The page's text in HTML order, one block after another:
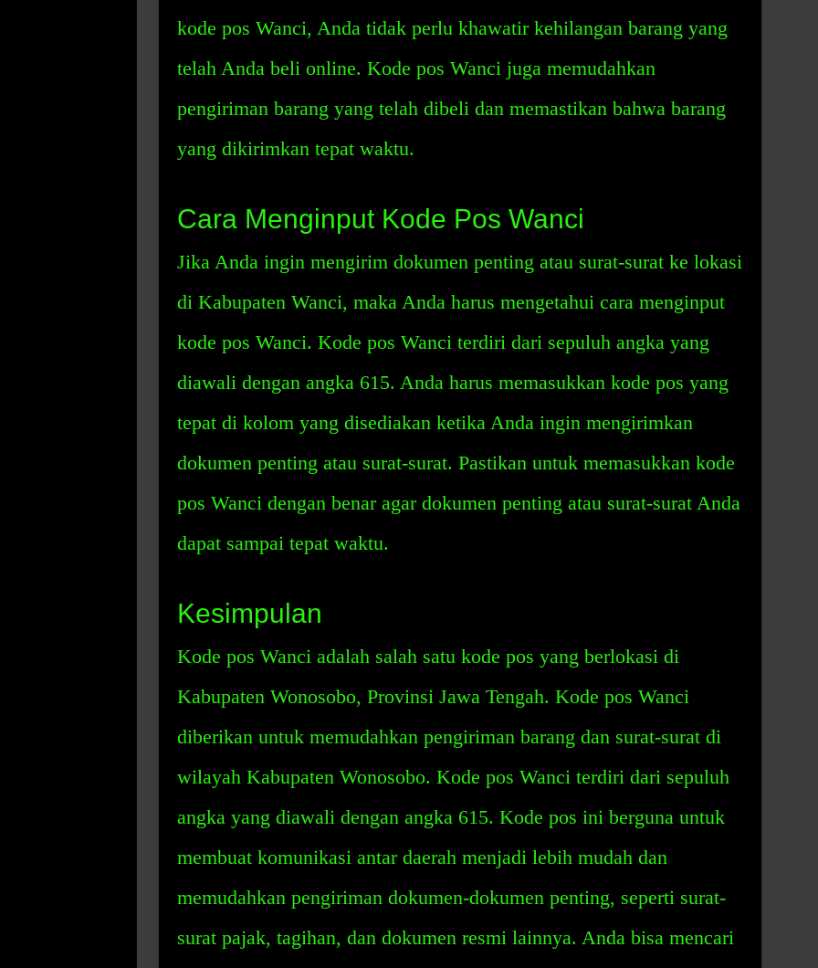
kode pos Wanci, Anda tidak perlu khawatir kehilangan barang yang
telah Anda beli online. Kode pos Wanci juga memudahkan
pengiriman barang yang telah dibeli dan memastikan bahwa barang
yang dikirimkan tepat waktu.
Cara Menginput Kode Pos Wanci
Jika Anda ingin mengirim dokumen penting atau surat-surat ke lokasi
di Kabupaten Wanci, maka Anda harus mengetahui cara menginput
kode pos Wanci. Kode pos Wanci terdiri dari sepuluh angka yang
diawali dengan angka 615. Anda harus memasukkan kode pos yang
tepat di kolom yang disediakan ketika Anda ingin mengirimkan
dokumen penting atau surat-surat. Pastikan untuk memasukkan kode
pos Wanci dengan benar agar dokumen penting atau surat-surat Anda
dapat sampai tepat waktu.
Kesimpulan
Kode pos Wanci adalah salah satu kode pos yang berlokasi di
Kabupaten Wonosobo, Provinsi Jawa Tengah. Kode pos Wanci
diberikan untuk memudahkan pengiriman barang dan surat-surat di
wilayah Kabupaten Wonosobo. Kode pos Wanci terdiri dari sepuluh
angka yang diawali dengan angka 615. Kode pos ini berguna untuk
membuat komunikasi antar daerah menjadi lebih mudah dan
memudahkan pengiriman dokumen-dokumen penting, seperti surat-
surat pajak, tagihan, dan dokumen resmi lainnya. Anda bisa mencari